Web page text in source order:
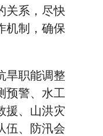
关系，尽快
机制，确保
旱职能调整
预警、水工
援、山洪灾
伍、防汛会